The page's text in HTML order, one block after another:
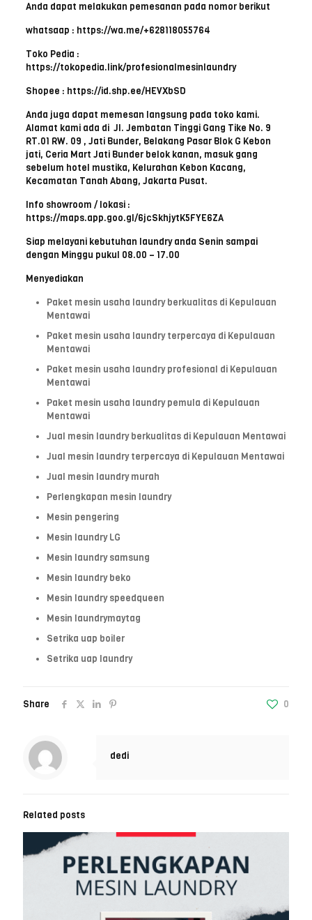
Anda dapat melakukan pemesanan pada nomor berikut
whatsaap : https://wa.me/+628118055764
Toko Pedia :
https://tokopedia.link/profesionalmesinlaundry
Shopee : https://id.shp.ee/HEVXbSD
Anda juga dapat memesan langsung pada toko kami.
Alamat kami ada di Jl. Jembatan Tinggi Gang Tike No. 9
RT.01 RW. 09 , Jati Bunder, Belakang Pasar Blok G Kebon
jati, Ceria Mart Jati Bunder belok kanan, masuk gang
sebelum hotel mustika, Kelurahan Kebon Kacang,
Kecamatan Tanah Abang, Jakarta Pusat.
Info showroom / lokasi :
https://maps.app.goo.gl/6jcSkhjytK5FYE6ZA
Siap melayani kebutuhan laundry anda Senin sampai
dengan Minggu pukul 08.00 – 17.00
Menyediakan
Paket mesin usaha laundry berkualitas di Kepulauan
Mentawai
Paket mesin usaha laundry terpercaya di Kepulauan
Mentawai
Paket mesin usaha laundry profesional di Kepulauan
Mentawai
Paket mesin usaha laundry pemula di Kepulauan
Mentawai
Jual mesin laundry berkualitas di Kepulauan Mentawai
Jual mesin laundry terpercaya di Kepulauan Mentawai
Jual mesin laundry murah
Perlengkapan mesin laundry
Mesin pengering
Mesin laundry LG
Mesin laundry samsung
Mesin laundry beko
Mesin laundry speedqueen
Mesin laundrymaytag
Setrika uap boiler
Setrika uap laundry
Share 0
dedi
Related posts